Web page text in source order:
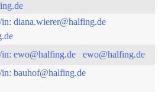
ewo@halfing.de